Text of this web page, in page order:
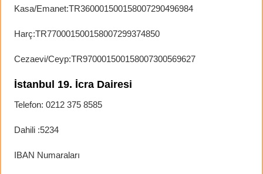
Kasa/Emanet:TR360001500158007290496984
Harç:TR770001500158007299374850
Cezaevi/Ceyp:TR970001500158007300569627
İstanbul 19. İcra Dairesi
Telefon: 0212 375 8585
Dahili :5234
IBAN Numaraları